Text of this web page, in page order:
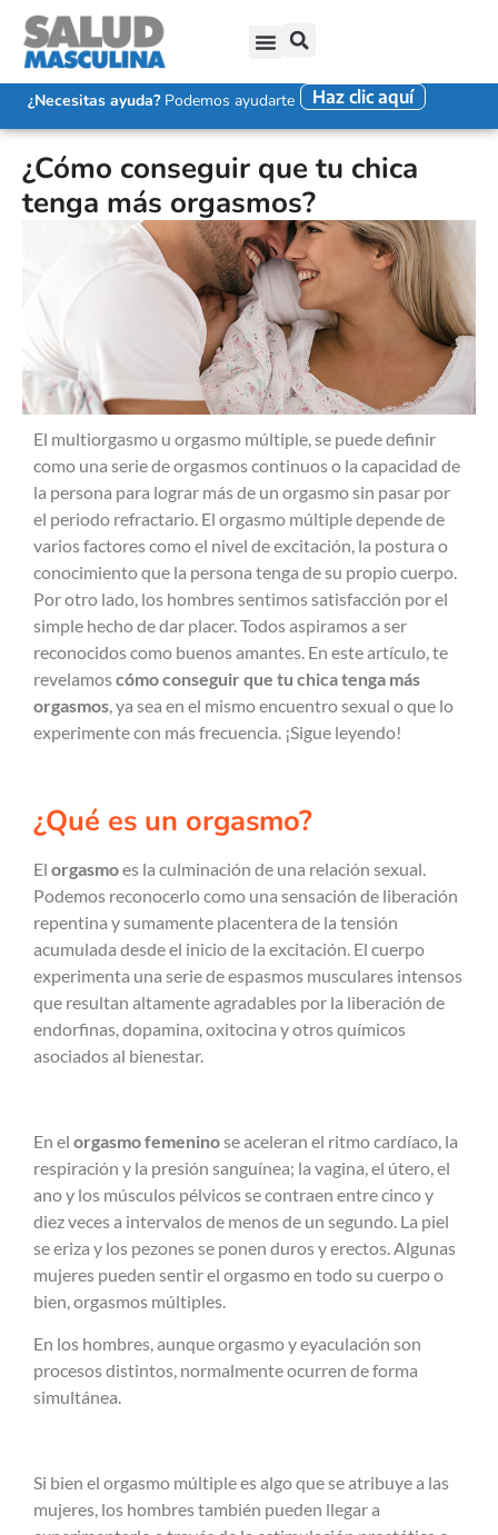
¿Necesitas ayuda?Podemos ayudarte Haz clic aquí
¿Cómo conseguir que tu chica
tenga más orgasmos?
El multiorgasmo u orgasmo múltiple, se puede definir
como una serie de orgasmos continuos o la capacidad de
la persona para lograr más de un orgasmo sin pasar por
el periodo refractario. El orgasmo múltiple depende de
varios factores como el nivel de excitación, la postura o
conocimiento que la persona tenga de su propio cuerpo.
Por otro lado, los hombres sentimos satisfacción por el
simple hecho de dar placer. Todos aspiramos a ser
reconocidos como buenos amantes. En este artículo, te
revelamoscómo conseguir que tu chica tenga más
orgasmos, ya sea en el mismo encuentro sexual o que lo
experimente con más frecuencia. ¡Sigue leyendo!
¿Qué es un orgasmo?
El orgasmoes la culminación de una relación sexual.
Podemos reconocerlo como una sensación de liberación
repentina y sumamente placentera de la tensión
acumulada desde el inicio de la excitación. El cuerpo
experimenta una serie de espasmos musculares intensos
que resultan altamente agradables por la liberación de
endorfinas, dopamina, oxitocina y otros químicos
asociados al bienestar.
En el orgasmo femeninose aceleran el ritmo cardíaco, la
respiración y la presión sanguínea; la vagina, el útero, el
ano y los músculos pélvicos se contraen entre cinco y
diez veces a intervalos de menos de un segundo. La piel
se eriza y los pezones se ponen duros y erectos. Algunas
mujeres pueden sentir el orgasmoen todo su cuerpo o
bien, orgasmos múltiples.
En los hombres, aunque orgasmo y eyaculación son
procesos distintos, normalmente ocurren de forma
simultánea.
Si bien el orgasmo múltiple es algo que se atribuye a las
mujeres, los hombres también pueden llegar a